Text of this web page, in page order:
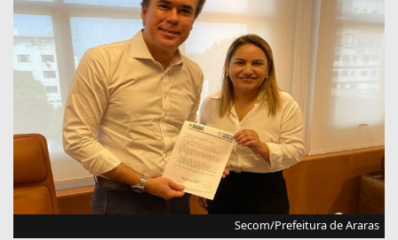
Secom/Prefeitura de Araras